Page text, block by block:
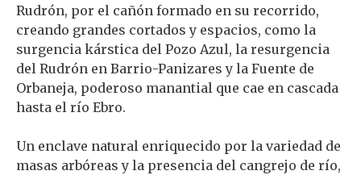
Rudrón, por el cañón formado en su recorrido,
creando grandes cortados y espacios, como la
surgencia kárstica del Pozo Azul, la resurgencia
del Rudrón en Barrio-Panizares y la Fuente de
Orbaneja, poderoso manantial que cae en cascada
hasta el río Ebro.
Un enclave natural enriquecido por la variedad de
masas arbóreas y la presencia del cangrejo de río,